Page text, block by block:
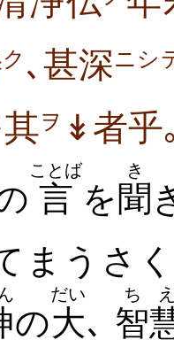
ク ､甚深ニシ
其ヲ ↡者乎
言
ことば
を 聞
き
まうさ
の大
だい
､ 智
ち